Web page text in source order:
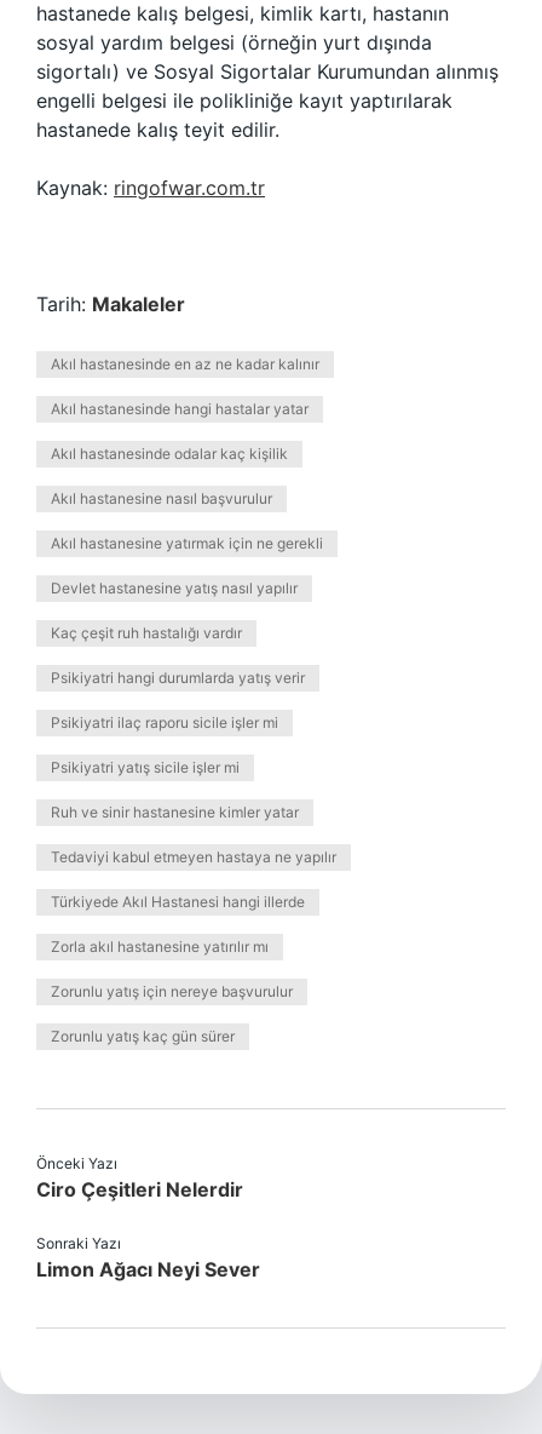
hastanede kalış belgesi, kimlik kartı, hastanın
sosyal yardım belgesi (örneğin yurt dışında
sigortalı) ve Sosyal Sigortalar Kurumundan alınmış
engelli belgesi ile polikliniğe kayıt yaptırılarak
hastanede kalış teyit edilir.
Kaynak: ringofwar.com.tr
Tarih: Makaleler
Akıl hastanesinde en az ne kadar kalınır
Akıl hastanesinde hangi hastalar yatar
Akıl hastanesinde odalar kaç kişilik
Akıl hastanesine nasıl başvurulur
Akıl hastanesine yatırmak için ne gerekli
Devlet hastanesine yatış nasıl yapılır
Kaç çeşit ruh hastalığı vardır
Psikiyatri hangi durumlarda yatış verir
Psikiyatri ilaç raporu sicile işler mi
Psikiyatri yatış sicile işler mi
Ruh ve sinir hastanesine kimler yatar
Tedaviyi kabul etmeyen hastaya ne yapılır
Türkiyede Akıl Hastanesi hangi illerde
Zorla akıl hastanesine yatırılır mı
Zorunlu yatış için nereye başvurulur
Zorunlu yatış kaç gün sürer
Önceki Yazı
Ciro Çeşitleri Nelerdir
Sonraki Yazı
Limon Ağacı Neyi Sever